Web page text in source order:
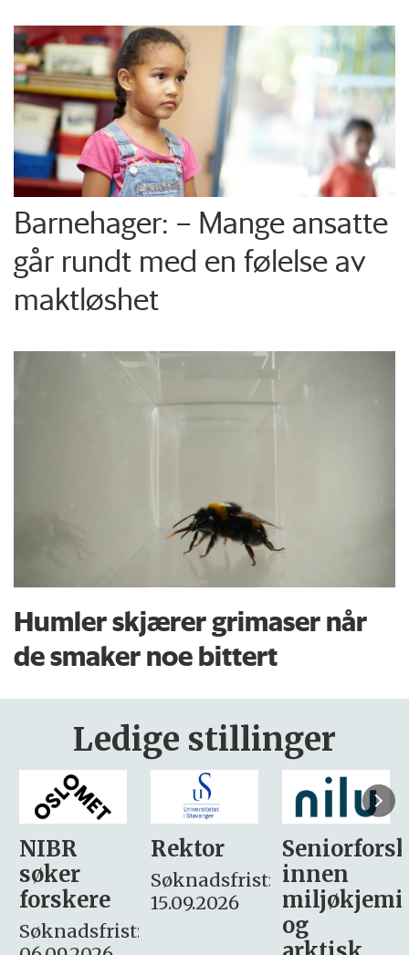
Barnehager: – Mange ansatte
går rundt med en følelse av
maktløshet
Humler skjærer grimaser når
de smaker noe bittert
Ledige stillinger
Rektor
Søknadsfrist:
15.09.2026
Seniorforsker
innen
miljøkjemi
søker
– fast